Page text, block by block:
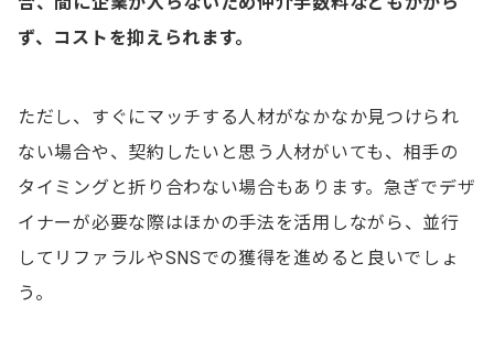
ず、コストを抑えられます。
ただし、すぐにマッチする人材がなかなか見つけられ
ない場合や、契約したいと思う人材がいても、相手の
タイミングと折り合わない場合もあります。急ぎでデザ
イナーが必要な際はほかの手法を活用しながら、並行
してリファラルやSNSでの獲得を進めると良いでしょ
う。